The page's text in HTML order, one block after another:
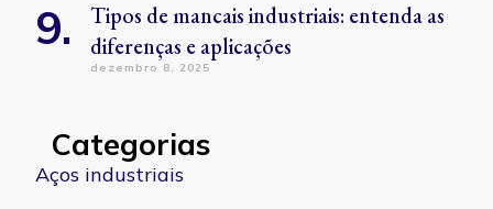
Tipos de mancais industriais: entenda as
diferenças e aplicações
dezembro 8, 2025
Categorias
Aços industriais